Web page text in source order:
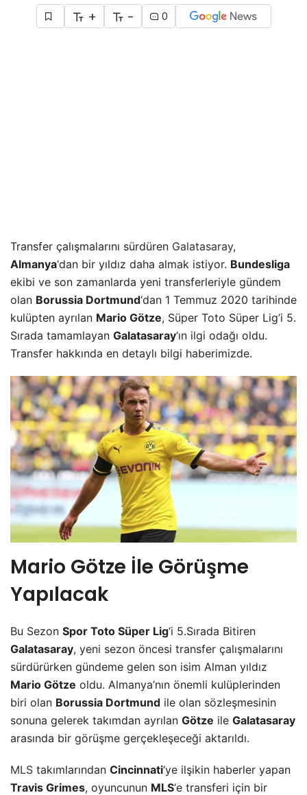
+ - 0
Transfer çalışmalarını sürdüren Galatasaray,
Almanya‘dan bir yıldız daha almak istiyor. Bundesliga
ekibi ve son zamanlarda yeni transferleriyle gündem
olan Borussia Dortmund‘dan 1 Temmuz 2020 tarihinde
kulüpten ayrılan Mario Götze, Süper Toto Süper Lig’i 5.
Sırada tamamlayan Galatasaray‘ın ilgi odağı oldu.
Transfer hakkında en detaylı bilgi haberimizde.
Mario Götze İle Görüşme
Yapılacak
Bu Sezon Spor Toto Süper Lig‘i 5.Sırada Bitiren
Galatasaray, yeni sezon öncesi transfer çalışmalarını
sürdürürken gündeme gelen son isim Alman yıldız
Mario Götze oldu. Almanya’nın önemli kulüplerinden
biri olan Borussia Dortmund ile olan sözleşmesinin
sonuna gelerek takımdan ayrılan Götze ile Galatasaray
arasında bir görüşme gerçekleşeceği aktarıldı.
MLS takımlarından Cincinnati‘ye ilşikin haberler yapan
Travis Grimes, oyuncunun MLS‘e transferi için bir